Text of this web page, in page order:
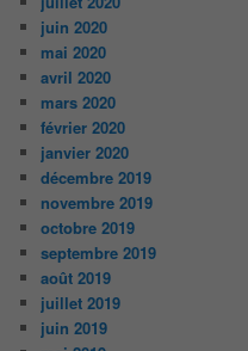
juin 2020
mai 2020
avril 2020
mars 2020
février 2020
janvier 2020
décembre 2019
novembre 2019
octobre 2019
septembre 2019
août 2019
juillet 2019
juin 2019